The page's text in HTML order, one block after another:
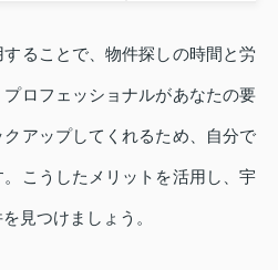
ることで、物件探しの時間と労
ロフェッショナルがあなたの要
アップしてくれるため、自分で
こうしたメリットを活用し、宇
見つけましょう。